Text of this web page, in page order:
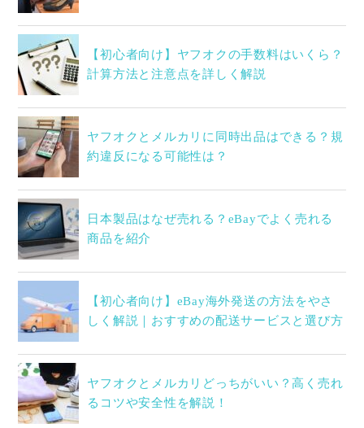
【初心者向け】ヤフオクの手数料はいくら？
計算方法と注意点を詳しく解説
ヤフオクとメルカリに同時出品はできる？規
約違反になる可能性は？
日本製品はなぜ売れる？eBayでよく売れる
商品を紹介
【初心者向け】eBay海外発送の方法をやさ
しく解説｜おすすめの配送サービスと選び方
ヤフオクとメルカリどっちがいい？高く売れ
るコツや安全性を解説！